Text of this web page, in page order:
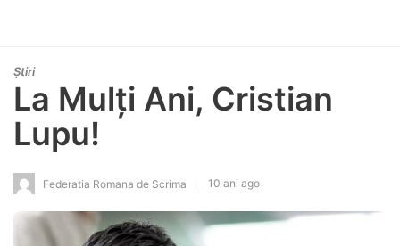
Știri
La Mulți Ani, Cristian
Lupu!
Federatia Romana de Scrima 10 ani ago